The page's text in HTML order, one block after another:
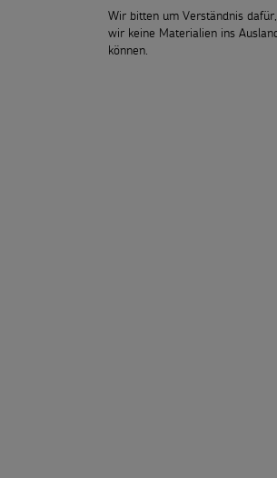
Wir bitten um Verständnis
wir keine Materialien ins
können.